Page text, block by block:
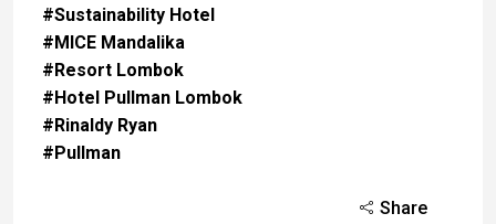
#Sustainability Hotel
#MICE Mandalika
#Resort Lombok
#Hotel Pullman Lombok
#Rinaldy Ryan
#Pullman
Share